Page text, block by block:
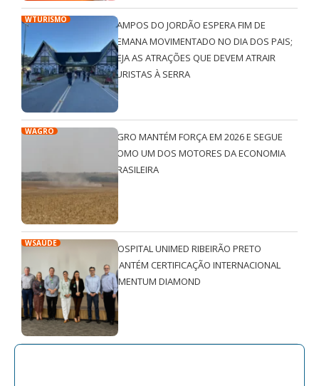
WTURISMO
CAMPOS DO JORDÃO ESPERA FIM DE
SEMANA MOVIMENTADO NO DIA DOS PAIS;
VEJA AS ATRAÇÕES QUE DEVEM ATRAIR
TURISTAS À SERRA
WAGRO
AGRO MANTÉM FORÇA EM 2026 E SEGUE
COMO UM DOS MOTORES DA ECONOMIA
BRASILEIRA
WSAÚDE
HOSPITAL UNIMED RIBEIRÃO PRETO
MANTÉM CERTIFICAÇÃO INTERNACIONAL
QMENTUM DIAMOND